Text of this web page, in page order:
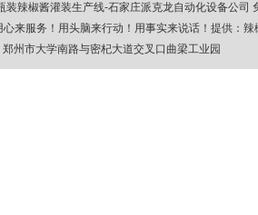
装辣椒酱灌装生产线-石家庄派克龙自动化设备公司
来服务！用头脑来行动！用事实来说话！提供： 辣
州市大学南路与密杞大道交叉口曲梁工业园